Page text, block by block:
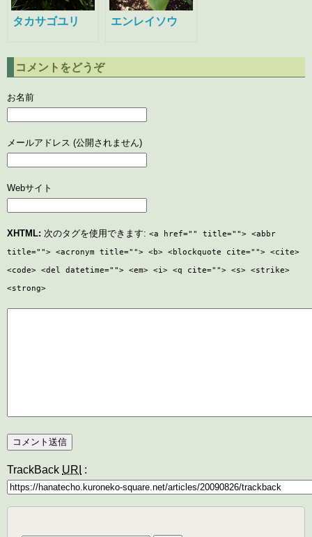
タカサゴユリ エンレイソウ
コメントをどうぞ
お名前
メールアドレス (公開されません)
Webサイト
XHTML: 次のタグを使用できます: <a href="" title=""> <abbr
title=""> <acronym title=""> <b> <blockquote cite=""> <cite>
<code> <del datetime=""> <em> <i> <q cite=""> <s> <strike>
<strong>
TrackBack URI :